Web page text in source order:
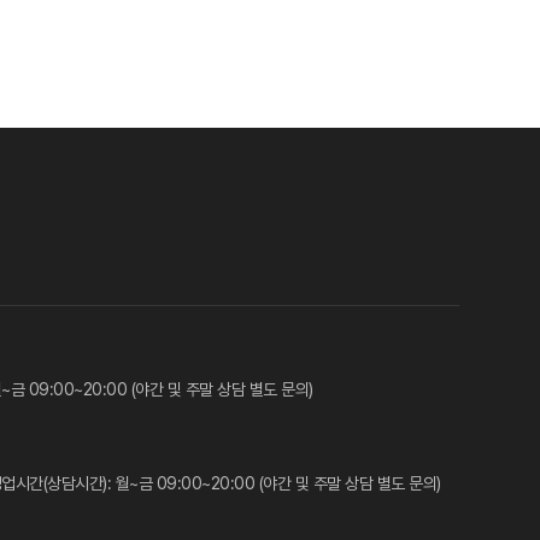
~금 09:00~20:00 (야간 및 주말 상담 별도 문의)
업시간(상담시간): 월~금 09:00~20:00 (야간 및 주말 상담 별도 문의)